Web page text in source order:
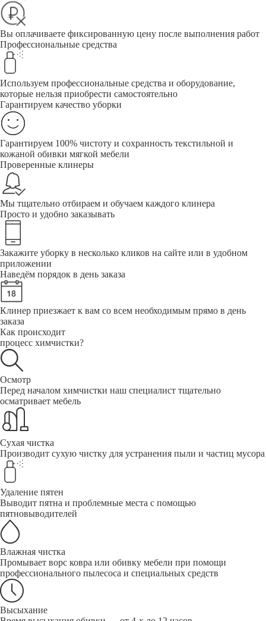
Вы оплачиваете фиксированную цену после выполнения работ
Профессиональные средства
Используем профессиональные средства и оборудование,
которые нельзя приобрести самостоятельно
Гарантируем качество уборки
Гарантируем 100% чистоту и сохранность текстильной и
кожаной обивки мягкой мебели
Проверенные клинеры
Мы тщательно отбираем и обучаем каждого клинера
Просто и удобно заказывать
Закажите уборку в несколько кликов на сайте или в удобном
приложении
Наведём порядок в день заказа
Клинер приезжает к вам со всем необходимым прямо в день
заказа
Как происходит
процесс химчистки?
Осмотр
Перед началом химчистки наш специалист тщательно
осматривает мебель
Сухая чистка
Производит сухую чистку для устранения пыли и частиц мусора
Удаление пятен
Выводит пятна и проблемные места с помощью
пятновыводителей
Влажная чистка
Промывает ворс ковра или обивку мебели при помощи
профессионального пылесоса и специальных средств
Высыхание